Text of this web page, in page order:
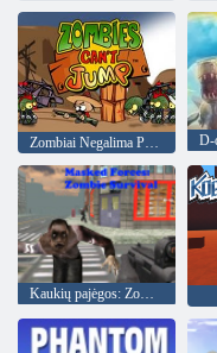
Kaukių pajėgos: Zombie Survival